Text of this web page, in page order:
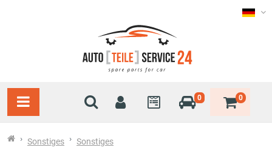
0 0
Sonstiges
Sonstiges